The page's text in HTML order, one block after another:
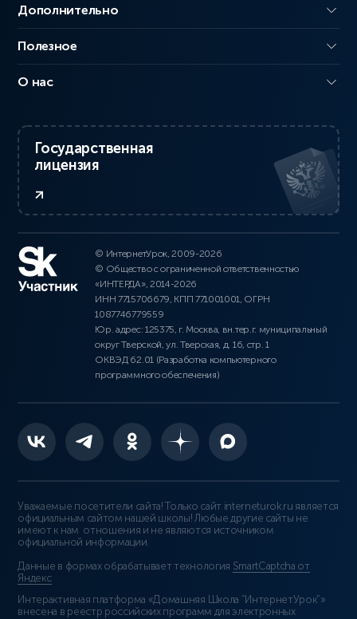
Дополнительно
Полезное
О нас
Государственная
лицензия
© ИнтернетУрок, 2009-2026
© Общество с ограниченной ответственностью
«ИНТЕРДА», 2014-2026
ИНН 7715706679, КПП 771001001, ОГРН
1087746779559
Юр. адрес: 125375, г. Москва, вн.тер.г. муниципальный
округ Тверской, ул. Тверская, д. 16, стр. 1
ОКВЭД 62.01 (Разработка компьютерного
программного обеспечения)
Уважаемые посетители сайта! Только сайт interneturok.ru является
официальным сайтом нашей школы! Любые другие сайты не
имеют к нам отношения и не являются источником
официальной информации.
Данные в формах обрабатывает технология SmartCaptcha от
Яндекс
Интерактивная платформа «Домашняя Школа “ИнтернетУрок”»
внесена в реестр российских программ для электронных